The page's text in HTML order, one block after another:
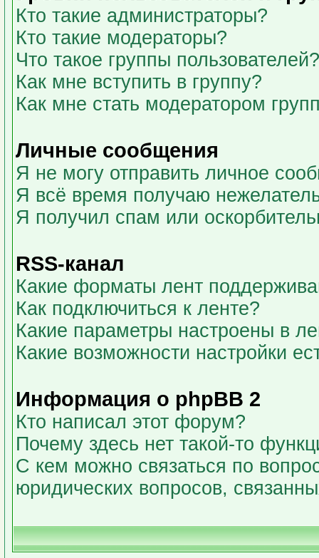
Кто такие администраторы?
Кто такие модераторы?
Что такое группы пользователей?
Как мне вступить в группу?
Как мне стать модератором
Личные сообщения
Я не могу отправить личное
Я всё время получаю
Я получил спам или
RSS-канал
Какие форматы лент
Как подключиться к ленте?
Какие параметры настроены в
Какие возможности настройки
Информация о phpBB 2
Кто написал этот форум?
Почему здесь нет такой-то
С кем можно связаться по
юридических вопросов,